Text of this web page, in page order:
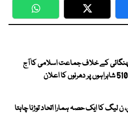
WhatsApp Twitter
مہنگائی کے خلاف جماعت اسلامی کا آج
ن لیگ کا ایک حصہ ہمارا اتحاد توڑنا چاہتا